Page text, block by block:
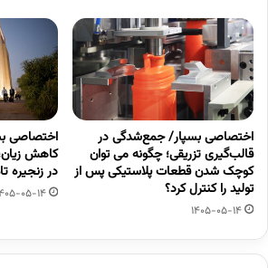
اختصاصی بسپار/ جمع‌شدگی در
قالب‌گیری تزریقی؛ چگونه می توان
کوچک شدن قطعات پلاستیکی پس از
تولید را کنترل کرد؟
1405-05-14
اختصاصی
کاهش
در زنجیره
05-14